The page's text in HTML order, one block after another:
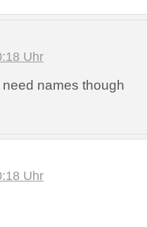
Uhr
names though
Uhr